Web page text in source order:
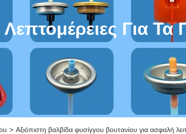
Λεπτομέρειες Για Τα
> Αξιόπιστη βαλβίδα φυσίγγου βουτανίου για ασφαλή